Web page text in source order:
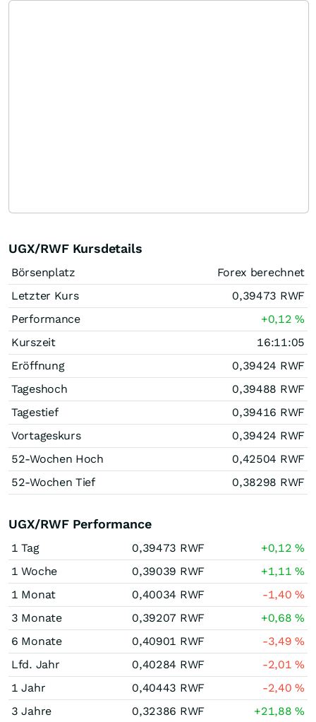
UGX/RWF Kursdetails
Börsenplatz
Forex berechnet
Letzter Kurs
0,39473 RWF
Performance
+0,12%
Kurszeit
16:11:05
Eröffnung
0,39424 RWF
Tageshoch
0,39488 RWF
Tagestief
0,39416 RWF
Vortageskurs
0,39424 RWF
52-Wochen Hoch
0,42504 RWF
52-Wochen Tief
0,38298 RWF
UGX/RWF Performance
1 Tag 0,39473 RWF +0,12%
1 Woche
0,39039 RWF +1,11%
1 Monat
0,40034 RWF -1,40%
3 Monate
0,39207 RWF +0,68%
6 Monate
0,40901 RWF -3,49%
Lfd. Jahr
0,40284 RWF -2,01%
1 Jahr
0,40443 RWF -2,40%
3 Jahre
0,32386 RWF +21,88%